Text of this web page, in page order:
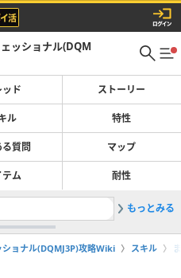
ッショナル(DQM
ッド ストーリー
ル 特性
質問 マップ
テム 耐性
2情報提
もっとみる
ショナル(DQMJ3P)攻略Wiki スキル